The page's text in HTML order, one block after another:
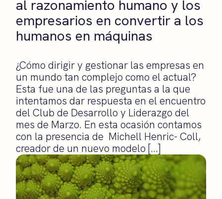
El club
Modo On
Contacto
al razonamiento humano y los
empresarios en convertir a los
humanos en máquinas
¿Cómo dirigir y gestionar las empresas en
un mundo tan complejo como el actual?
Esta fue una de las preguntas a la que
intentamos dar respuesta en el encuentro
del Club de Desarrollo y Liderazgo del
mes de Marzo. En esta ocasión contamos
con la presencia de Michell Henric- Coll,
creador de un nuevo modelo […]